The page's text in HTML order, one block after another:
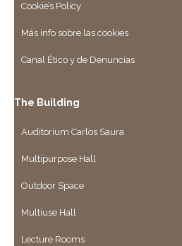
Cookie’s Policy
Más info sobre las cookies
Canal Ético y de Denuncias
The Building
Auditorium Carlos Saura
Multipurpose Hall
Outdoor Space
Multiuse Hall
Lecture Rooms